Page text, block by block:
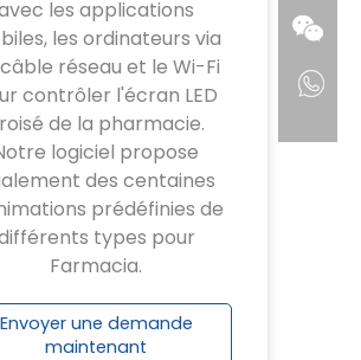
les applications
les ordinateurs via
réseau et le Wi-Fi
contrôler l'écran LED
de la pharmacie.
logiciel propose
des centaines
prédéfinies de
types pour
Farmacia.
Envoyer une demande
maintenant